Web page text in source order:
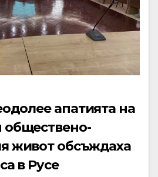
апатията на
живот обсъждаха
в Русе